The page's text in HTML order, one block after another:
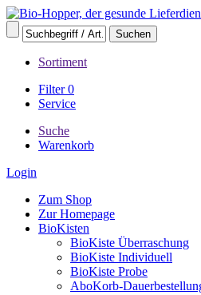
Sortiment
Filter0
Service
Suche
Warenkorb
Login
Zum Shop
Zur Homepage
BioKisten
BioKiste Überraschung
BioKiste Individuell
BioKiste Probe
AboKorb-